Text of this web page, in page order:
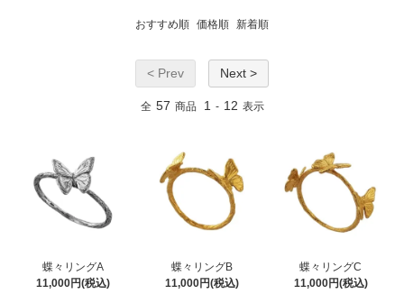
おすすめ順 価格順 新着順
< Prev Next >
全 57 商品 1 - 12 表示
蝶々リングA
11,000円(税込)
蝶々リングB
11,000円(税込)
蝶々リングC
11,000円(税込)